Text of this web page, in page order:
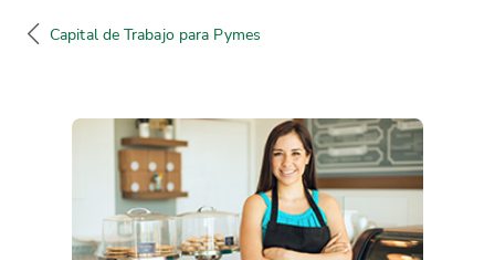
Capital de Trabajo para Pymes